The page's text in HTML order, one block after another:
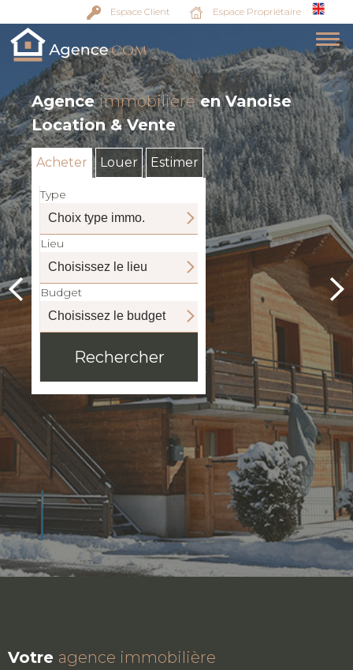
Espace Client Espace Propriétaire
Agenceimmobilièreen Vanoise
Location & Vente
Acheter Louer Estimer
Type
Lieu
Budget
Rechercher
Votre agence immobilière